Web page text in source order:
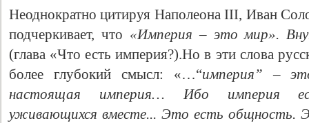
Неоднократно цитируя Наполеона III, Иван
подчеркивает, что «Империя – это мир».
(глава «Что есть империя?).Но в эти слова
более глубокий смысл: «…“империя” –
настоящая империя… Ибо империя
уживающихся вместе... Это есть общность.